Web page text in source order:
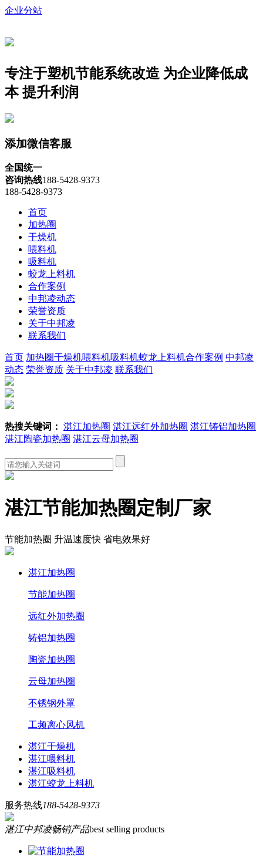
企业分站
专注于塑机节能系统改造 为企业降低成
本 提升利润
添加微信客服
全国统一
咨询热线188-5428-9373
188-5428-9373
首页
加热圈
干燥机
喂料机
吸料机
蛟龙上料机
合作案例
中邦凌动态
荣誉资质
关于中邦凌
联系我们
首页 加热圈干燥机喂料机吸料机蛟龙上料机合作案例 中邦凌
动态 荣誉资质 关于中邦凌 联系我们
热搜关键词： 湛江加热圈 湛江远红外加热圈 湛江铸铝加热圈
湛江陶瓷加热圈 湛江云母加热圈
湛江节能加热圈定制厂家
节能加热圈 升温速度快 省电效果好
湛江加热圈
节能加热圈
远红外加热圈
铸铝加热圈
陶瓷加热圈
云母加热圈
不锈钢外罩
工频离心风机
湛江干燥机
湛江喂料机
湛江吸料机
湛江蛟龙上料机
服务热线188-5428-9373
湛江中邦凌畅销产品best selling products